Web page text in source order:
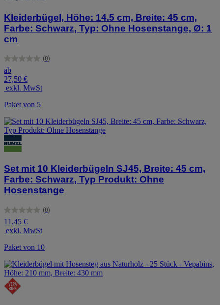
Kleiderbügel, Höhe: 14.5 cm, Breite: 45 cm,
Farbe: Schwarz, Typ: Ohne Hosenstange, Ø: 1
cm
(0)
0.0
von
5
Sternen.
ab
27,50 €
exkl. MwSt
Paket von 5
Set mit 10 Kleiderbügeln SJ45, Breite: 45 cm,
Farbe: Schwarz, Typ Produkt: Ohne
Hosenstange
(0)
0.0
von
5
11,45 €
exkl. MwSt
Paket von 10